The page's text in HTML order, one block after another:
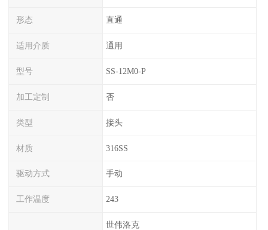
形态 直通
适用介质 通用
型号 SS-12M0-P
加工定制 否
类型 接头
材质 316SS
驱动方式 手动
工作温度 243
世伟洛克